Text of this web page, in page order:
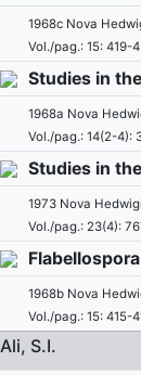
1968c Nova
Vol./pag.: 15: 419-
Studies in
1968a Nova
Vol./pag.: 14(2-4):
Studies in
1973 Nova
Vol./pag.: 23(4):
1968b Nova
Vol./pag.: 15: 415-
Ali, S.I.